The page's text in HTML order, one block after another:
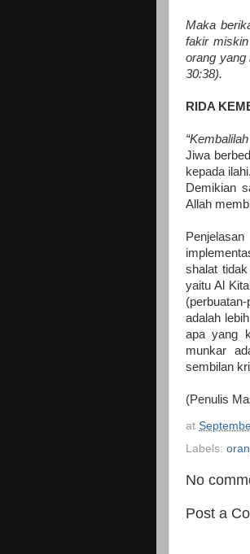
Maka
fakir
orang yang
30:38).
RIDA
Jiwa
kepada ilahi.
Demikian
Allah
shalat
yaitu Al
adalah
apa yang
munkar
sembilan
(Penulis
at
Labels:
No
Post a